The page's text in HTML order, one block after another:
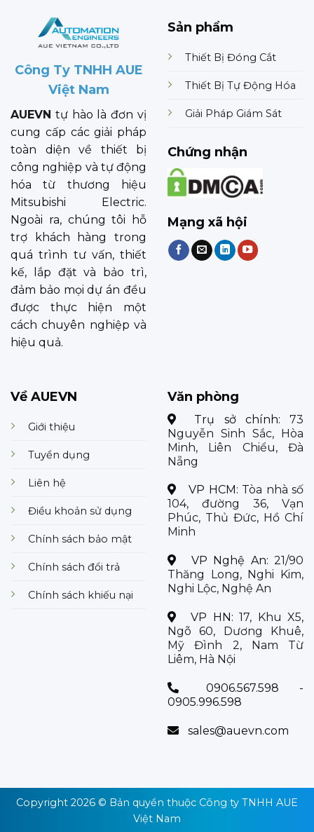
Công Ty TNHH AUE
Việt Nam
AUEVN tự hào là đơn vị
cung cấp các giải pháp
toàn diện về thiết bị
công nghiệp và tự động
hóa từ thương hiệu
Mitsubishi Electric.
Ngoài ra, chúng tôi hỗ
trợ khách hàng trong
quá trình tư vấn, thiết
kế, lắp đặt và bảo trì,
đảm bảo mọi dự án đều
được thực hiện một
cách chuyên nghiệp và
hiệu quả.
Sản phẩm
Thiết Bị Đóng Cắt
Thiết Bị Tự Động Hóa
Giải Pháp Giám Sát
Chứng nhận
Mạng xã hội
Về AUEVN
Giới thiệu
Tuyển dụng
Liên hệ
Điều khoản sử dụng
Chính sách bảo mật
Chính sách đổi trả
Chính sách khiếu nại
Văn phòng
Trụ sở chính: 73
Nguyễn Sinh Sắc, Hòa
Minh, Liên Chiểu, Đà
Nẵng
VP HCM: Tòa nhà số
104, đường 36, Vạn
Phúc, Thủ Đức, Hồ Chí
Minh
VP Nghệ An: 21/90
Thăng Long, Nghi Kim,
Nghi Lộc, Nghệ An
VP HN:17, Khu X5,
Ngõ 60, Dương Khuê,
Mỹ Đình 2, Nam Từ
Liêm, Hà Nội
0906.567.598 -
0905.996.598
sales@auevn.com
Copyright 2026 © Bản quyền thuộc Công ty TNHH AUE
Việt Nam